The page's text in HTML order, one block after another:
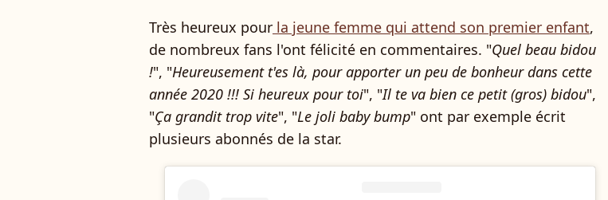
Très heureux pour la jeune femme qui attend son premier enfant,
de nombreux fans l'ont félicité en commentaires. "Quel beau bidou
!", "Heureusement t'es là, pour apporter un peu de bonheur dans cette
année 2020 !!! Si heureux pour toi", "Il te va bien ce petit (gros) bidou",
"Ça grandit trop vite", "Le joli baby bump" ont par exemple écrit
plusieurs abonnés de la star.